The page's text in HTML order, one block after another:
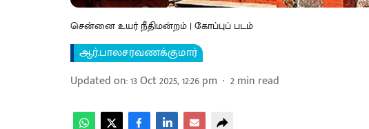
சென்னை உயர் நீதிமன்றம் | கோப்புப் படம்
ஆர்.பாலசரவணக்குமார்
Updated on:13 Oct 2025, 12:26 pm 2min read